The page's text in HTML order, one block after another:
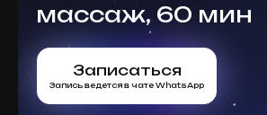
массаж, 60 мин
Записаться
Запись ведется в чате WhatsApp